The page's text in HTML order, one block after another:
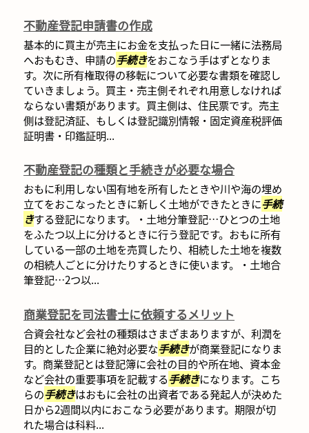
不動産登記申請書の作成
基本的に買主が売主にお金を支払った日に一緒に法務局
へおもむき、申請の手続きをおこなう手はずとなりま
す。次に所有権取得の移転について必要な書類を確認し
ていきましょう。買主・売主側それぞれ用意しなければ
ならない書類があります。買主側は、住民票です。売主
側は登記済証、もしくは登記識別情報・固定資産税評価
証明書・印鑑証明...
不動産登記の種類と手続きが必要な場合
おもに利用しない国有地を所有したときや川や海の埋め
立てをおこなったときに新しく土地ができたときに手続
きする登記になります。・土地分筆登記…ひとつの土地
をふたつ以上に分けるときに行う登記です。おもに所有
している一部の土地を売買したり、相続した土地を複数
の相続人ごとに分けたりするときに使います。・土地合
筆登記…2つ以...
商業登記を司法書士に依頼するメリット
合資会社など会社の種類はさまざまありますが、利潤を
目的とした企業に絶対必要な手続きが商業登記になりま
す。商業登記とは登記簿に会社の目的や所在地、資本金
など会社の重要事項を記載する手続きになります。こち
らの手続きはおもに会社の出資者である発起人が決めた
日から2週間以内におこなう必要があります。期限が切
れた場合は科料...